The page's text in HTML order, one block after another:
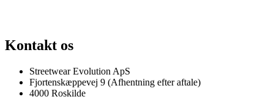
Kontakt os
Streetwear Evolution ApS
Fjortenskæppevej 9 (Afhentning efter aftale)
4000 Roskilde